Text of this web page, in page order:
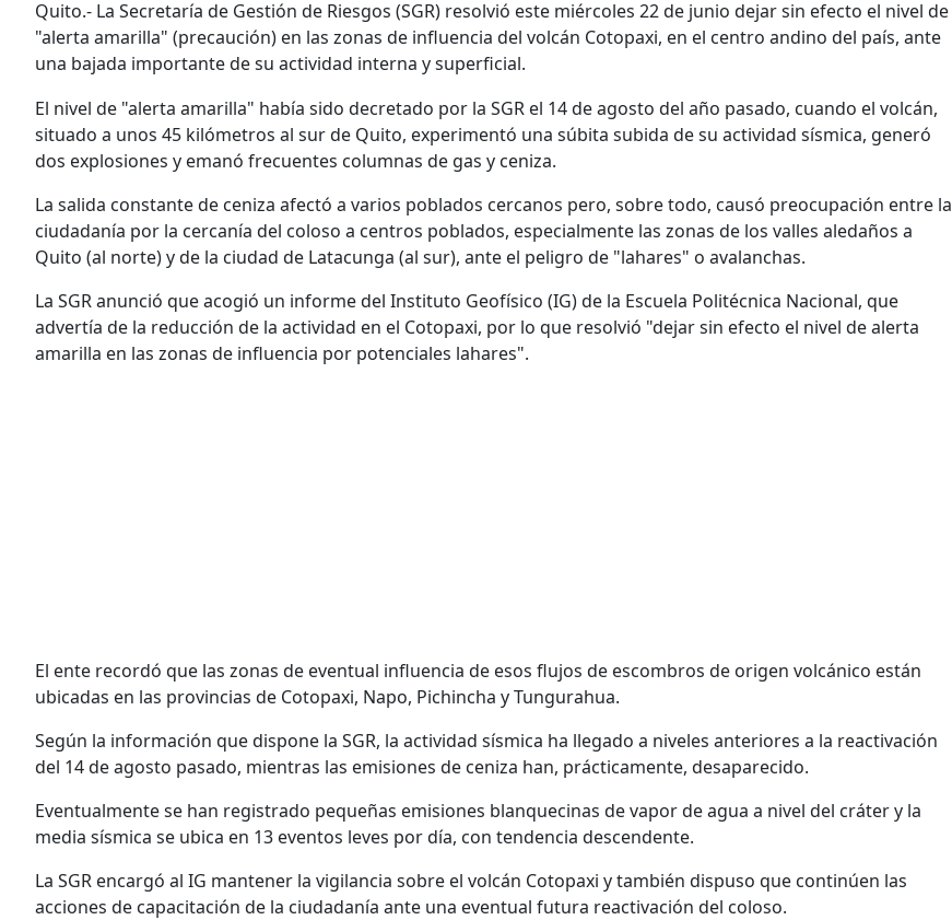
Quito.- La Secretaría de Gestión de Riesgos (SGR) resolvió este miércoles 22 de junio dejar sin efecto el nivel de
"alerta amarilla" (precaución) en las zonas de influencia del volcán Cotopaxi, en el centro andino del país, ante
una bajada importante de su actividad interna y superficial.
El nivel de "alerta amarilla" había sido decretado por la SGR el 14 de agosto del año pasado, cuando el volcán,
situado a unos 45 kilómetros al sur de Quito, experimentó una súbita subida de su actividad sísmica, generó
dos explosiones y emanó frecuentes columnas de gas y ceniza.
La salida constante de ceniza afectó a varios poblados cercanos pero, sobre todo, causó preocupación entre la
ciudadanía por la cercanía del coloso a centros poblados, especialmente las zonas de los valles aledaños a
Quito (al norte) y de la ciudad de Latacunga (al sur), ante el peligro de "lahares" o avalanchas.
La SGR anunció que acogió un informe del Instituto Geofísico (IG) de la Escuela Politécnica Nacional, que
advertía de la reducción de la actividad en el Cotopaxi, por lo que resolvió "dejar sin efecto el nivel de alerta
amarilla en las zonas de influencia por potenciales lahares".
El ente recordó que las zonas de eventual influencia de esos flujos de escombros de origen volcánico están
ubicadas en las provincias de Cotopaxi, Napo, Pichincha y Tungurahua.
Según la información que dispone la SGR, la actividad sísmica ha llegado a niveles anteriores a la reactivación
del 14 de agosto pasado, mientras las emisiones de ceniza han, prácticamente, desaparecido.
Eventualmente se han registrado pequeñas emisiones blanquecinas de vapor de agua a nivel del cráter y la
media sísmica se ubica en 13 eventos leves por día, con tendencia descendente.
La SGR encargó al IG mantener la vigilancia sobre el volcán Cotopaxi y también dispuso que continúen las
acciones de capacitación de la ciudadanía ante una eventual futura reactivación del coloso.